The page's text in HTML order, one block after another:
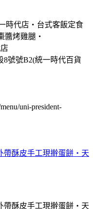
時代店‧台式客飯定食
醬烤雞腿‧
8號號B2(統一時代百貨
uni-president-
酥皮手工現擀蛋餅‧天
酥皮手工現擀蛋餅‧天